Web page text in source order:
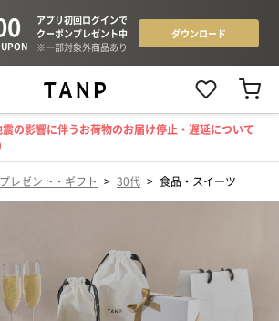
震の影響に伴うお荷物のお届け停止・遅延について
レゼント・ギフト > 30代 > 食品・スイーツ